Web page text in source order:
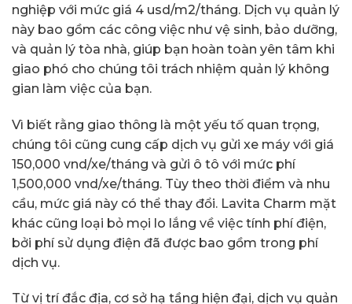
nghiệp với mức giá 4 usd/m2/tháng. Dịch vụ quản lý
này bao gồm các công việc như vệ sinh, bảo dưỡng,
và quản lý tòa nhà, giúp bạn hoàn toàn yên tâm khi
giao phó cho chúng tôi trách nhiệm quản lý không
gian làm việc của bạn.
Vì biết rằng giao thông là một yếu tố quan trọng,
chúng tôi cũng cung cấp dịch vụ gửi xe máy với giá
150,000 vnd/xe/tháng và gửi ô tô với mức phí
1,500,000 vnd/xe/tháng. Tùy theo thời điểm và nhu
cầu, mức giá này có thể thay đổi. Lavita Charm mặt
khác cũng loại bỏ mọi lo lắng về việc tính phí điện,
bởi phí sử dụng điện đã được bao gồm trong phí
dịch vụ.
Từ vị trí đắc địa, cơ sở hạ tầng hiện đại, dịch vụ quản